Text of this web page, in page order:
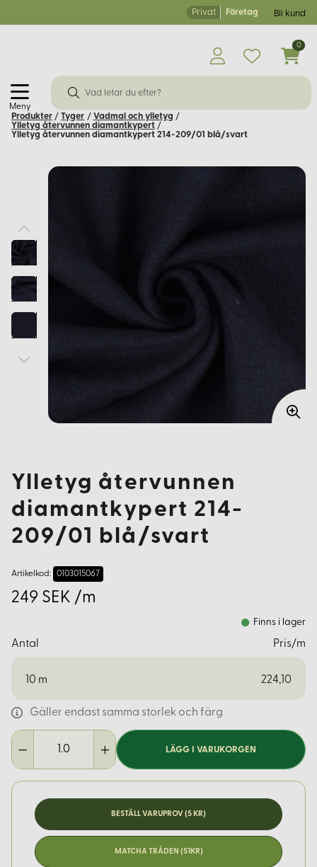
Privat Företag Bli kund
Meny
0
Produkter / Tyger / Vadmal och ylletyg /
Ylletyg återvunnen diamantkypert /
Ylletyg återvunnen diamantkypert 214-209/01 blå/svart
Ylletyg återvunnen
diamantkypert 214-
209/01 blå/svart
Artikelkod: 0103015067
249 SEK /m
Finns i lager
Antal Pris/m
10 m 224,10
Gäller endast samma storlek och färg
LÄGG I VARUKORGEN
BESTÄLL VARUPROV (5 KR)
MATCHA TRÅDEN (51KR)